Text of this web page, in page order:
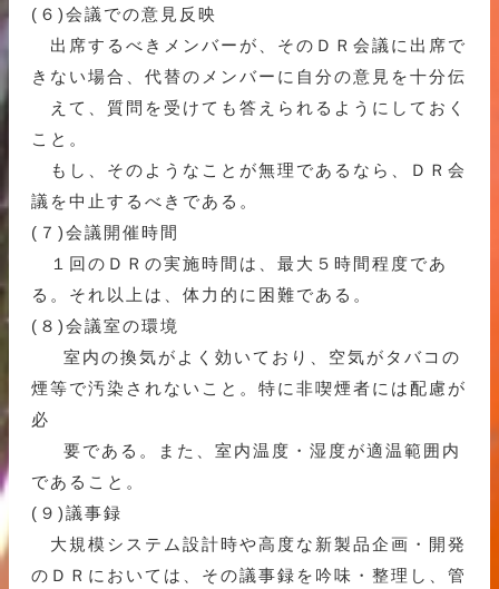
(６)会議での意見反映
出席するべきメンバーが、そのＤＲ会議に出席で
きない場合、代替のメンバーに自分の意見を十分伝
えて、質問を受けても答えられるようにしておく
こと。
もし、そのようなことが無理であるなら、ＤＲ会
議を中止するべきである。
(７)会議開催時間
１回のＤＲの実施時間は、最大５時間程度であ
る。それ以上は、体力的に困難である。
(８)会議室の環境
室内の換気がよく効いており、空気がタバコの
煙等で汚染されないこと。特に非喫煙者には配慮が
必
要である。また、室内温度・湿度が適温範囲内
であること。
(９)議事録
大規模システム設計時や高度な新製品企画・開発
のＤＲにおいては、その議事録を吟味・整理し、管